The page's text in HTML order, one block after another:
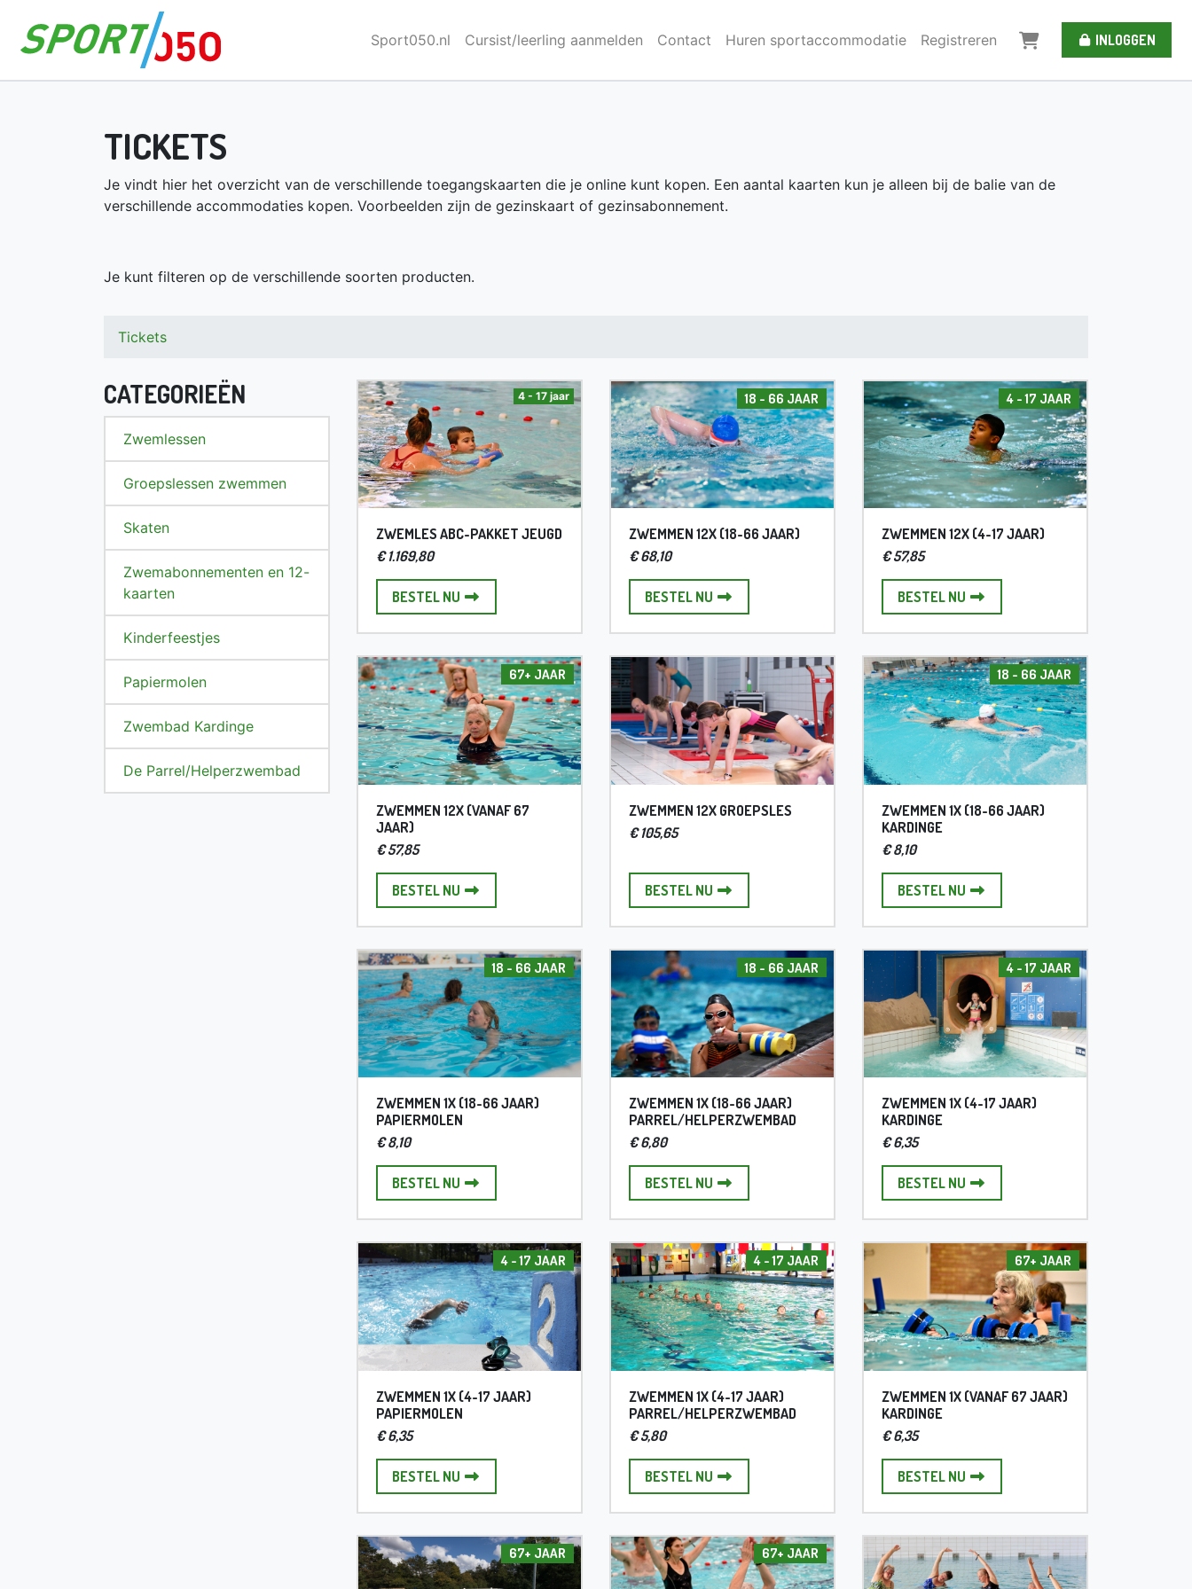
Direct naar de inhoud van de pagina
Sport050.nl
Cursist/leerling aanmelden Contact Huren sportaccommodatie Registreren INLOGGEN
TICKETS
Je vindt hier het overzicht van de verschillende toegangskaarten die je online kunt kopen. Een aantal kaarten kun je alleen bij de balie van de
verschillende accommodaties kopen. Voorbeelden zijn de gezinskaart of gezinsabonnement.
Je kunt filteren op de verschillende soorten producten.
Tickets
CATEGORIEËN
Zwemlessen
Groepslessen zwemmen
Skaten
Zwemabonnementen en 12-
kaarten
Kinderfeestjes
Papiermolen
Zwembad Kardinge
De Parrel/Helperzwembad
4 - 17 jaar
ZWEMLES ABC-PAKKET JEUGD
€ 1.169,80
BESTEL NU ZWEMLES ABC-PAKKET JEUGD
18 - 66 jaar
18 - 66 JAAR
ZWEMMEN 12X (18-66 JAAR)
€ 68,10
BESTEL NU ZWEMMEN 12X (18-66 JAAR)
4 - 17 jaar
4 - 17 JAAR
ZWEMMEN 12X (4-17 JAAR)
€ 57,85
BESTEL NU ZWEMMEN 12X (4-17 JAAR)
67+ jaar
67+ JAAR
ZWEMMEN 12X (VANAF 67
JAAR)
€ 57,85
BESTEL NU ZWEMMEN 12X (VANAF 67 JAAR)
ZWEMMEN 12X GROEPSLES
€ 105,65
BESTEL NU ZWEMMEN 12X GROEPSLES
18 - 66 JAAR
ZWEMMEN 1X (18-66 JAAR)
KARDINGE
€ 8,10
BESTEL NU ZWEMMEN 1X (18-66 JAAR)
18 - 66 JAAR
ZWEMMEN 1X (18-66 JAAR)
PAPIERMOLEN
€ 8,10
BESTEL NU ZWEMMEN 1X (18-66 JAAR) PAPIERMOLEN
18 - 66 JAAR
ZWEMMEN 1X (18-66 JAAR)
PARREL/HELPERZWEMBAD
€ 6,80
BESTEL NU ZWEMMEN 1X (18-66 JAAR) PARREL/HELPERZWEMBAD
4 - 17 JAAR
ZWEMMEN 1X (4-17 JAAR)
KARDINGE
€ 6,35
BESTEL NU ZWEMMEN 1X (4-17 JAAR) KARDINGE
4 - 17 JAAR
ZWEMMEN 1X (4-17 JAAR)
PAPIERMOLEN
€ 6,35
BESTEL NU ZWEMMEN 1X (4-17 JAAR) PAPIERMOLEN
4 - 17 JAAR
ZWEMMEN 1X (4-17 JAAR)
PARREL/HELPERZWEMBAD
€ 5,80
BESTEL NU ZWEMMEN 1X (4-17 JAAR) PARREL/HELPERZWEMBAD
67+ JAAR
ZWEMMEN 1X (VANAF 67 JAAR)
KARDINGE
€ 6,35
BESTEL NU ZWEMMEN 1X (VANAF 67 JAAR)
67+ JAAR 67+ JAAR